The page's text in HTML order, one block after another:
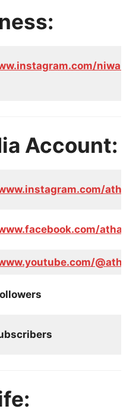
Account: